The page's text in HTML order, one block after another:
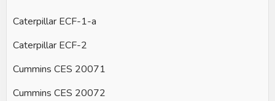
Caterpillar ECF-1-a
Caterpillar ECF-2
Cummins CES 20071
Cummins CES 20072